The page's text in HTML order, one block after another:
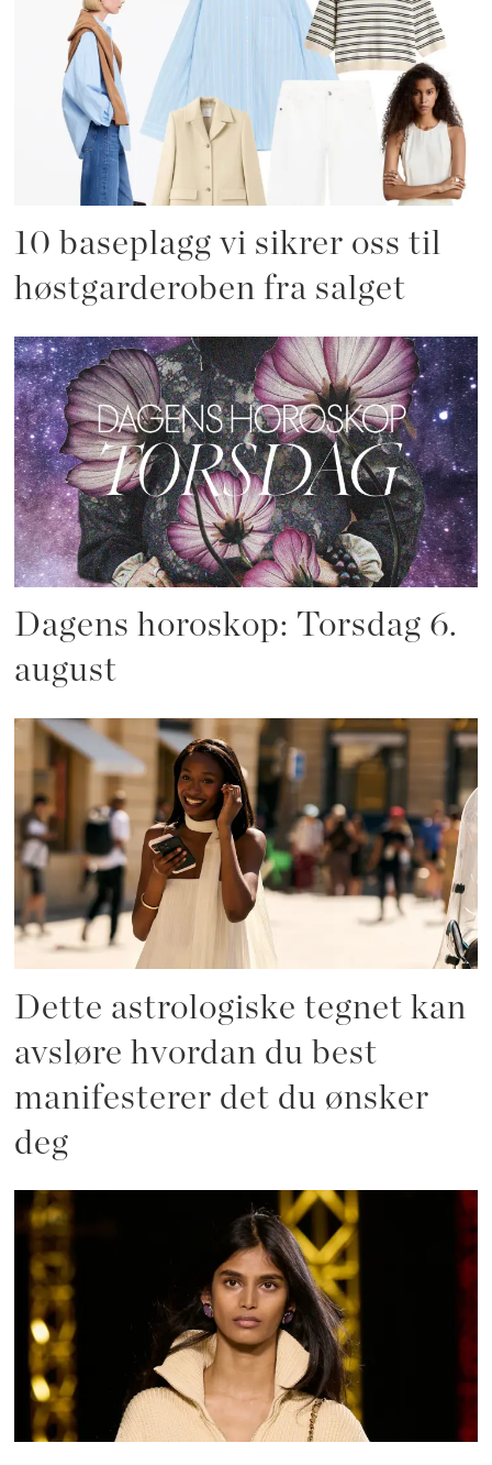
10 baseplagg vi sikrer oss til
høstgarderoben fra salget
Dagens horoskop: Torsdag 6.
august
Dette astrologiske tegnet kan
avsløre hvordan du best
manifesterer det du ønsker
deg